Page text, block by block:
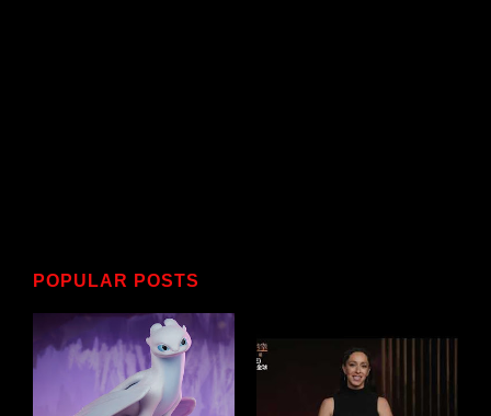
POPULAR POSTS